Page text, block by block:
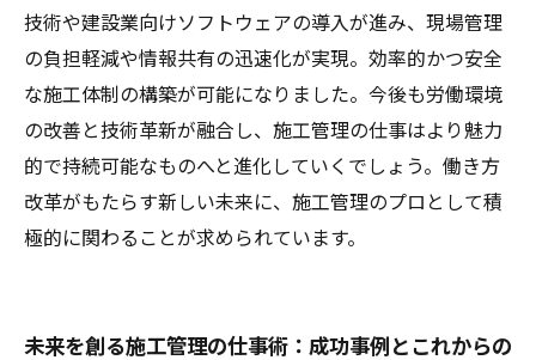
技術や建設業向けソフトウェアの導入が進み、現場管理
の負担軽減や情報共有の迅速化が実現。効率的かつ安全
な施工体制の構築が可能になりました。今後も労働環境
の改善と技術革新が融合し、施工管理の仕事はより魅力
的で持続可能なものへと進化していくでしょう。働き方
改革がもたらす新しい未来に、施工管理のプロとして積
極的に関わることが求められています。
未来を創る施工管理の仕事術：成功事例とこれからの